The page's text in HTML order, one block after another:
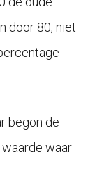
door 80, niet
begon de
waar